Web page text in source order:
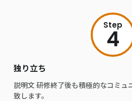
Step
4
独り立ち
説明⽂ 研修終了後も積極的なコミュ
致します。